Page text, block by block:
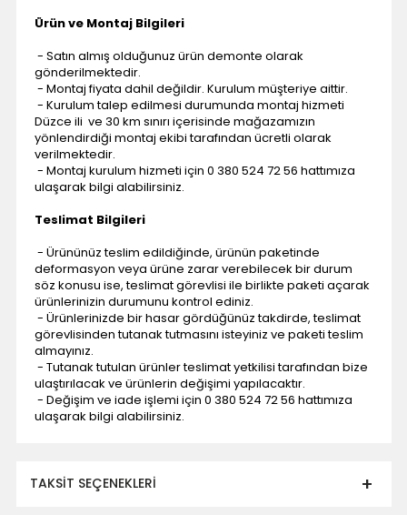
Ürün ve Montaj Bilgileri
- Satın almış olduğunuz ürün demonte olarak
gönderilmektedir.
- Montaj fiyata dahil değildir. Kurulum müşteriye aittir.
- Kurulum talep edilmesi durumunda montaj hizmeti
Düzce ili ve 30 km sınırı içerisinde mağazamızın
yönlendirdiği montaj ekibi tarafından ücretli olarak
verilmektedir.
- Montaj kurulum hizmeti için 0 380 524 72 56 hattımıza
ulaşarak bilgi alabilirsiniz.
Teslimat Bilgileri
- Ürününüz teslim edildiğinde, ürünün paketinde
deformasyon veya ürüne zarar verebilecek bir durum
söz konusu ise, teslimat görevlisi ile birlikte paketi açarak
ürünlerinizin durumunu kontrol ediniz.
- Ürünlerinizde bir hasar gördüğünüz takdirde, teslimat
görevlisinden tutanak tutmasını isteyiniz ve paketi teslim
almayınız.
- Tutanak tutulan ürünler teslimat yetkilisi tarafından bize
ulaştırılacak ve ürünlerin değişimi yapılacaktır.
- Değişim ve iade işlemi için 0 380 524 72 56 hattımıza
ulaşarak bilgi alabilirsiniz.
TAKSIT SEÇENEKLERI